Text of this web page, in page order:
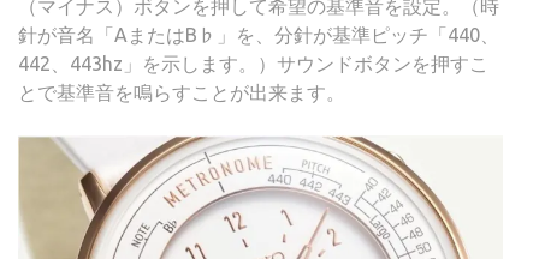
（マイナス）ボタンを押して希望の基準音を設定。（時
針が音名「AまたはB♭」を、分針が基準ピッチ「440、
442、443hz」を示します。）サウンドボタンを押すこ
とで基準音を鳴らすことが出来ます。